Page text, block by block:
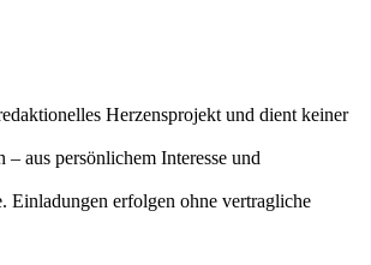
Herzensprojekt und dient keiner
aus persönlichem Interesse und
Einladungen erfolgen ohne vertragliche